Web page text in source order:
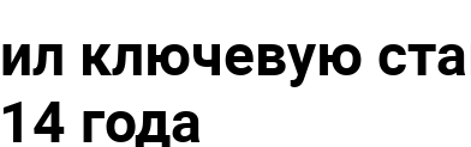
ключевую
года